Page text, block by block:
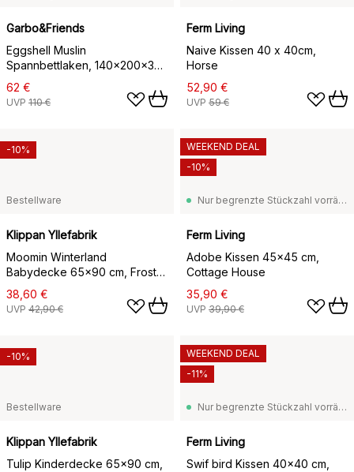
Garbo&Friends
Eggshell Muslin
Spannbettlaken, 140x200x30
cm
62 €
UVP 110 €
Ferm Living
Naive Kissen 40 x 40cm,
Horse
52,90 €
UVP 59 €
Bestellware
Klippan Yllefabrik
Moomin Winterland
Babydecke 65x90 cm, Frost
green
38,60 €
UVP 42,90 €
-10%
Nur begrenzte Stückzahl vorrätig
Ferm Living
Adobe Kissen 45x45 cm,
Cottage House
35,90 €
UVP 39,90 €
WEEKEND DEAL
-10%
Bestellware
Klippan Yllefabrik
Tulip Kinderdecke 65x90 cm,
-10%
Nur begrenzte Stückzahl vorrätig
Ferm Living
Swif bird Kissen 40x40 cm,
WEEKEND DEAL
-11%